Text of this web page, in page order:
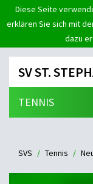
Diese Seite
erklären Sie sich mit
dazu
SV ST.
TENNIS
SVS Tennis